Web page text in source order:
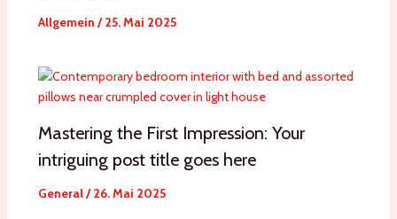
Allgemein /25. Mai 2025
Mastering the First Impression: Your
intriguing post title goes here
General/26. Mai 2025